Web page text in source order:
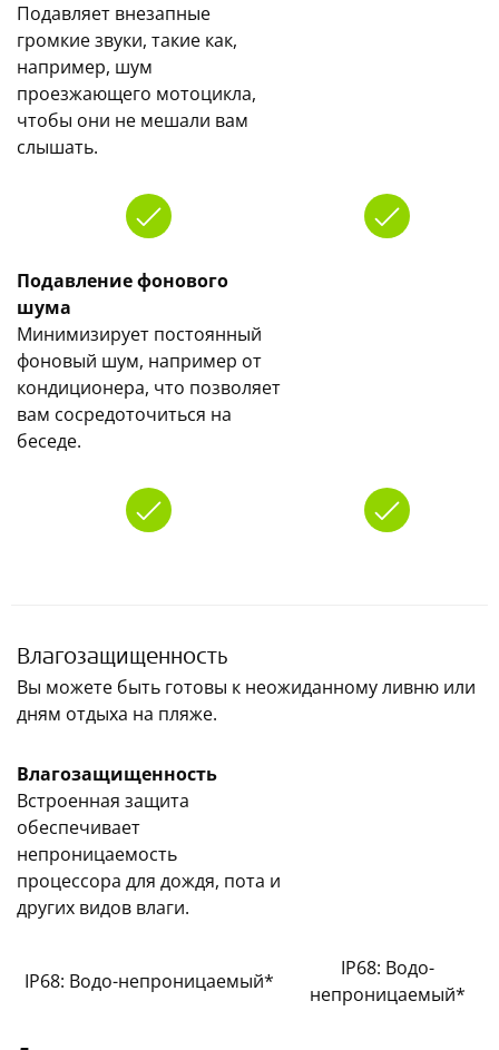
Подавляет внезапные
громкие звуки, такие как,
например, шум
проезжающего мотоцикла,
чтобы они не мешали вам
слышать.
Подавление фонового
шума
Минимизирует постоянный
фоновый шум, например от
кондиционера, что позволяет
вам сосредоточиться на
беседе.
Влагозащищенность
Вы можете быть готовы к неожиданному ливню или
дням отдыха на пляже.
Влагозащищенность
Встроенная защита
обеспечивает
непроницаемость
процессора для дождя, пота и
других видов влаги.
IP68: Водо-непроницаемый*
IP68: Водо-
непроницаемый*